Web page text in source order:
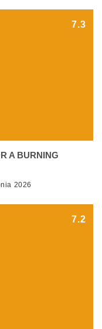
7.3
A BURNING
2026
7.2